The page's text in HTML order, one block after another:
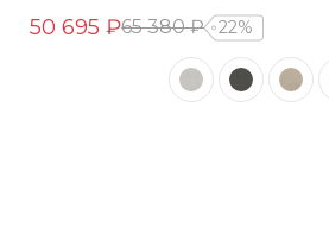
50 695 ₽65 380 ₽ 22%